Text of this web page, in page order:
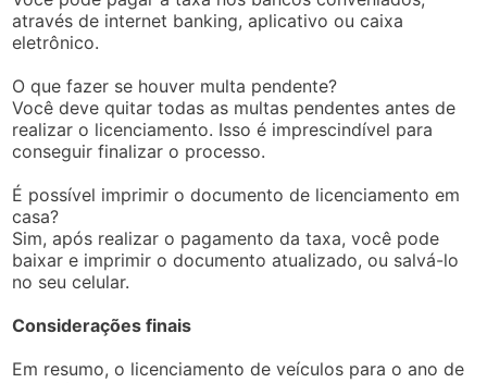
através de internet banking, aplicativo ou caixa
eletrônico.
O que fazer se houver multa pendente?
Você deve quitar todas as multas pendentes antes de
realizar o licenciamento. Isso é imprescindível para
conseguir finalizar o processo.
É possível imprimir o documento de licenciamento em
casa?
Sim, após realizar o pagamento da taxa, você pode
baixar e imprimir o documento atualizado, ou salvá-lo
no seu celular.
Considerações finais
Em resumo, o licenciamento de veículos para o ano de